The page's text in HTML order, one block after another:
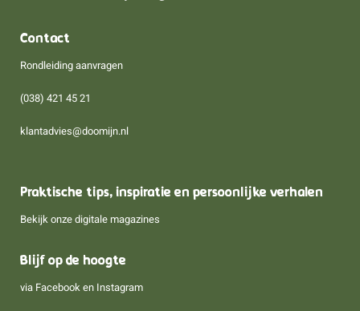
Contact
Rondleiding aanvragen
(038) 421 45 21
klantadvies@doomijn.nl
Praktische tips, inspiratie en persoonlijke verhalen
Bekijk onze digitale magazines
Blijf op de hoogte
via Facebook en Instagram